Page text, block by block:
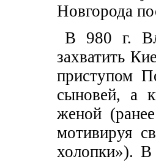
Новгорода
В 980 г.
захватить
приступом
сыновей, а
женой
мотивируя
холопки»).